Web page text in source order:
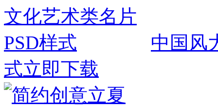
中国风
式立即下载